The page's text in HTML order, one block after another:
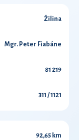
Žilina
Mgr. Peter Fiabáne
81 219
311 / 1121
92,65 km